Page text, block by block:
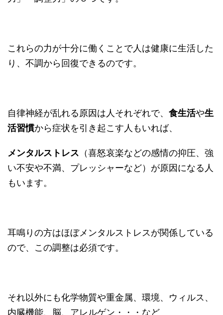
これらの力が十分に働くことで人は健康に生活した
り、不調から回復できるのです。
自律神経が乱れる原因は人それぞれで、 食生活や生
活習慣から症状を引き起こす人もいれば、
メンタルストレス （喜怒哀楽などの感情の抑圧、強
い不安や不満、プレッシャーなど）が原因になる人
もいます。
耳鳴りの方はほぼメンタルストレスが関係している
ので、この調整は必須です。
それ以外にも化学物質や重金属、環境、ウィルス、
内臓機能、脳、アレルゲン・・・など